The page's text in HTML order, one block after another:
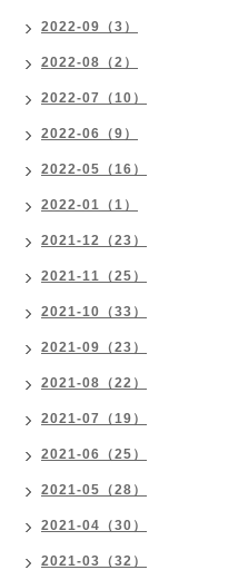
2022-09（3）
2022-08（2）
2022-07（10）
2022-06（9）
2022-05（16）
2022-01（1）
2021-12（23）
2021-11（25）
2021-10（33）
2021-09（23）
2021-08（22）
2021-07（19）
2021-06（25）
2021-05（28）
2021-04（30）
2021-03（32）